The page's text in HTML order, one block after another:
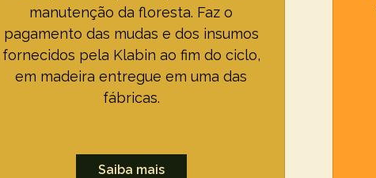
manutenção da floresta. Faz o
pagamento das mudas e dos insumos
fornecidos pela Klabin ao fim do ciclo,
em madeira entregue em uma das
fábricas.
Saiba mais